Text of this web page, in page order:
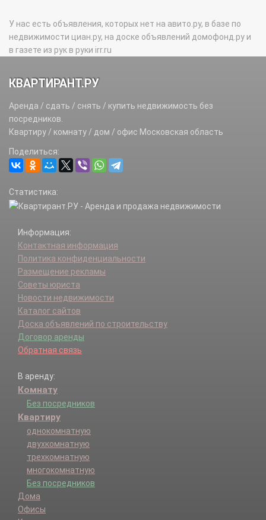
У нас есть объявления, которых нет на авито.ру, в базе по
недвижимости циан.ру, на доске объявлений домофонд.ру и
в газете из рук в руки irr.ru
КВАРТИРАНТ.РУ
Аренда / сдать / снять / купить недвижимость без
посредников.
Квартиру / комнату / дом / офис Московская область
Поделиться:
Статистика:
Информация:
Контактная информация
Политика конфиденциальности
Размещение рекламы
Советы юриста
Новости недвижимости
Каталог сайтов
Доска объявлений по строительству
Договор аренды
Обратная связь
В аренду:
Комнату
Без посредников
Квартиру
однокомнатную
двухкомнатную
трехкомнатную
многокомнатную
Без посредников
Дома
Офисы